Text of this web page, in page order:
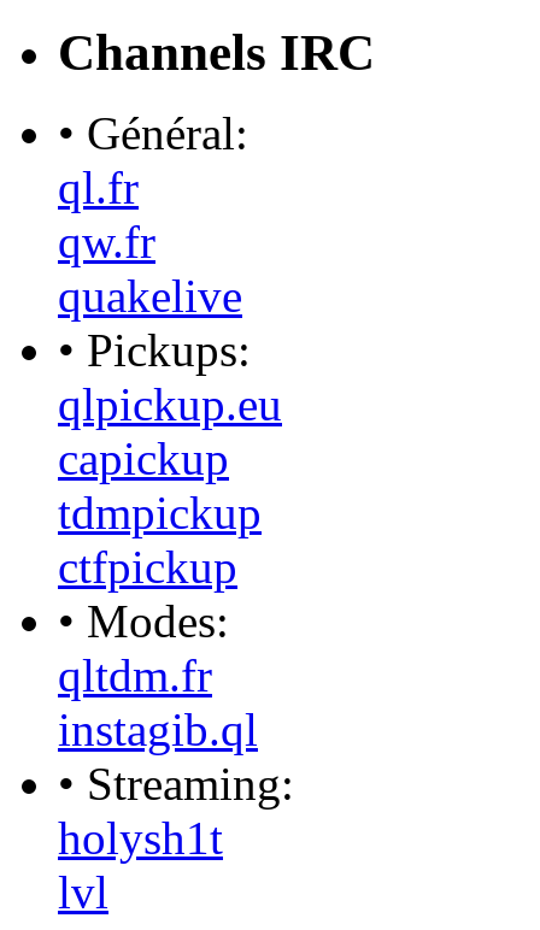
Channels IRC
• Général:
ql.fr
qw.fr
quakelive
• Pickups:
qlpickup.eu
capickup
tdmpickup
ctfpickup
• Modes:
qltdm.fr
instagib.ql
• Streaming:
holysh1t
lvl